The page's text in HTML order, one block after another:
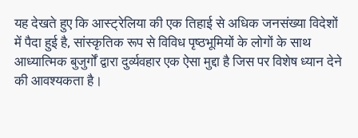
यह देखते हुए कि आस्ट्रेलिया की एक तिहाई से अधिक जनसंख्या विदेशों
में पैदा हुई है, सांस्कृतिक रूप से विविध पृष्ठभूमियों के लोगों के साथ
आध्यात्मिक बुजुर्गों द्वारा दुर्व्यवहार एक ऐसा मुद्दा है जिस पर विशेष ध्यान देने
की आवश्यकता है।